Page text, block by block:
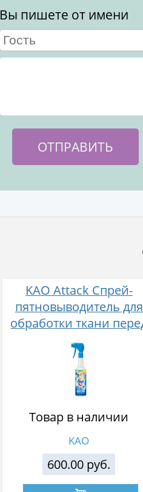
Вы пишете от имени
KAO Attack Спрей-
пятновыводитель для
обработки ткани
стиркой, 300 мл
Товар в наличии
KAO
600.00 руб.